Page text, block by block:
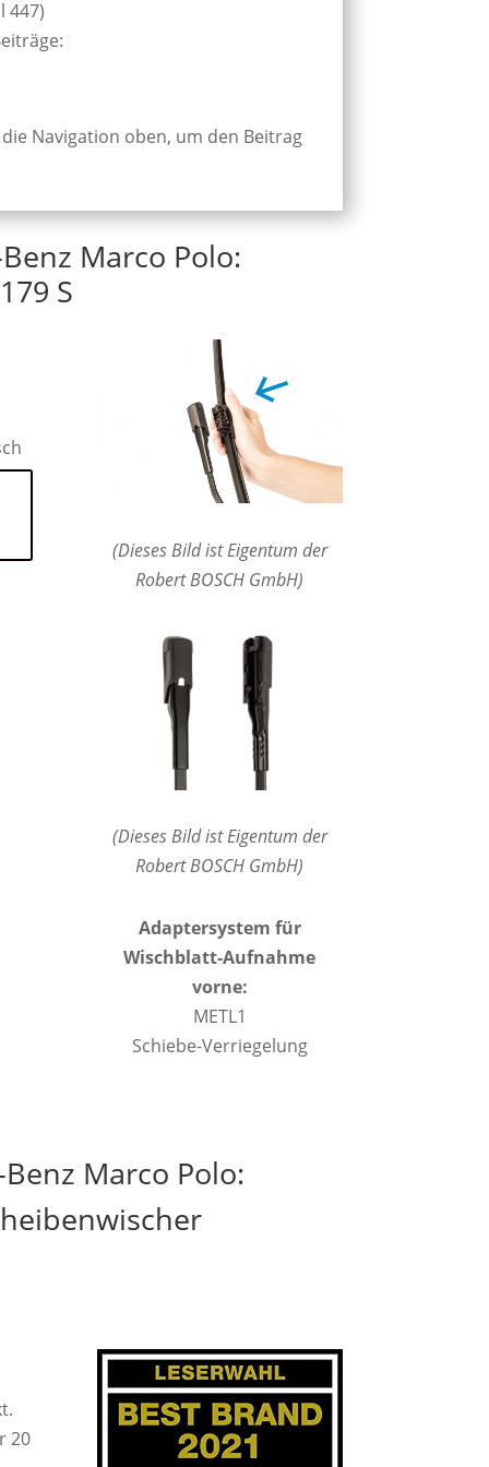
447)
Navigation oben, um den Beitrag
Marco Polo:
S
(Dieses Bild ist Eigentum der
Robert BOSCH GmbH)
(Dieses Bild ist Eigentum der
Robert BOSCH GmbH)
Adaptersystem für
Wischblatt-Aufnahme
vorne:
METL1
Schiebe-Verriegelung
Marco Polo:
20